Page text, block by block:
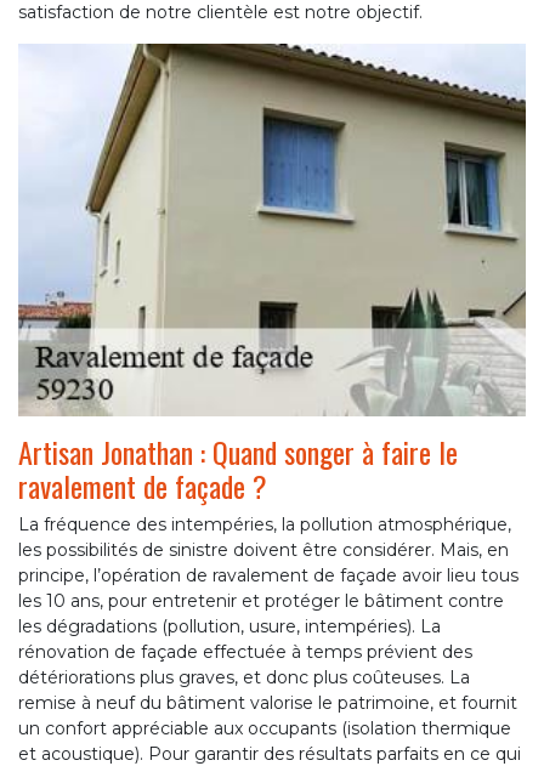
satisfaction de notre clientèle est notre objectif.
Artisan Jonathan : Quand songer à faire le
ravalement de façade ?
La fréquence des intempéries, la pollution atmosphérique,
les possibilités de sinistre doivent être considérer. Mais, en
principe, l’opération de ravalement de façade avoir lieu tous
les 10 ans, pour entretenir et protéger le bâtiment contre
les dégradations (pollution, usure, intempéries). La
rénovation de façade effectuée à temps prévient des
détériorations plus graves, et donc plus coûteuses. La
remise à neuf du bâtiment valorise le patrimoine, et fournit
un confort appréciable aux occupants (isolation thermique
et acoustique). Pour garantir des résultats parfaits en ce qui